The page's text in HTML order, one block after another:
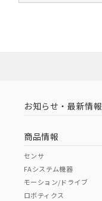
お知らせ・最新情報
商品情報
センサ
FAシステム機器
モーション/ドライブ
ロボティクス